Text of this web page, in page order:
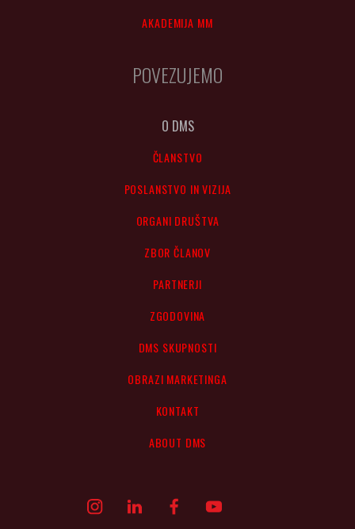
AKADEMIJA MM
POVEZUJEMO
O DMS
ČLANSTVO
POSLANSTVO IN VIZIJA
ORGANI DRUŠTVA
ZBOR ČLANOV
PARTNERJI
ZGODOVINA
DMS SKUPNOSTI
OBRAZI MARKETINGA
KONTAKT
ABOUT DMS